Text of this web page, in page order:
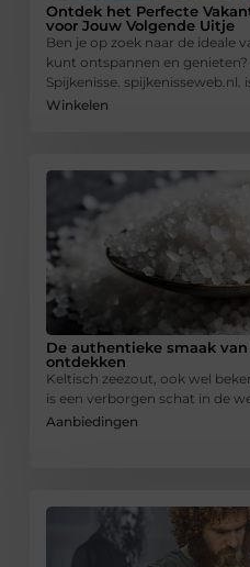
Ontdek het Perfecte
voor Jouw Volgende Uitje
Ben je op zoek naar de ideale
kunt ontspannen en
Spijkenisse. spijkenisseweb.nl.
Winkelen
De authentieke smaak
ontdekken
Keltisch zeezout, ook wel
is een verborgen schat in de
Aanbiedingen